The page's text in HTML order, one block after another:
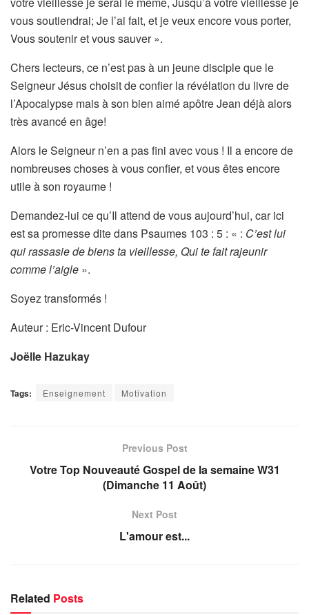
vous soutiendrai; Je l’ai fait, et je veux encore vous porter,
Vous soutenir et vous sauver ».
Chers lecteurs, ce n’est pas à un jeune disciple que le
Seigneur Jésus choisit de confier la révélation du livre de
l’Apocalypse mais à son bien aimé apôtre Jean déjà alors
très avancé en âge!
Alors le Seigneur n’en a pas fini avec vous ! Il a encore de
nombreuses choses à vous confier, et vous êtes encore
utile à son royaume !
Demandez-lui ce qu’Il attend de vous aujourd’hui, car ici
est sa promesse dite dans Psaumes 103 : 5 : « : C’est lui
qui rassasie de biens ta vieillesse, Qui te fait rajeunir
comme l’aigle ».
Soyez transformés !
Auteur : Eric-Vincent Dufour
Joëlle Hazukay
Tags: Enseignement Motivation
Previous Post
Votre Top Nouveauté Gospel de la semaine W31
(Dimanche 11 Août)
Next Post
L'amour est...
Related Posts